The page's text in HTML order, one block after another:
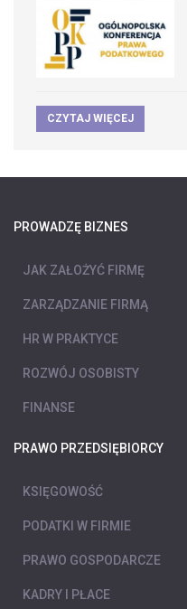
CZYTAJ WIĘCEJ
PROWADZĘ BIZNES
JAK ZAŁOŻYĆ FIRMĘ
ZARZĄDZANIE FIRMĄ
HR W PRAKTYCE
ROZWÓJ OSOBISTY
FINANSE
PRAWO PRZEDSIĘBIORCY
KSIĘGOWOŚĆ
PODATKI W FIRMIE
PRAWO GOSPODARCZE
KADRY I PŁACE